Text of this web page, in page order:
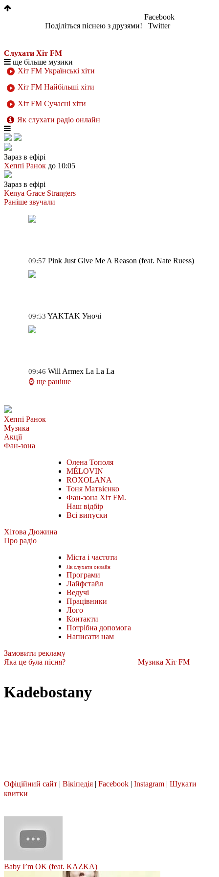
Поділіться піснею з друзями!
Facebook
Twitter
Слухати Хіт FM
ще більше музики
Хіт FM Українські хіти
Хіт FM Найбільші хіти
Хіт FM Сучасні хіти
Як слухати радіо онлайн
Зараз в ефірі
Хеппі Ранок до 10:05
Зараз в ефірі
Kenya Grace Strangers
Раніше звучали
09:57 Pink Just Give Me A Reason (feat. Nate Ruess)
09:53 YAKTAK Уночі
09:46 Will Armex La La La
⌚ ще раніше
Хеппі Ранок
Музика
Акції
Фан-зона
Олена Тополя
MÉLOVIN
ROXOLANA
Тоня Матвієнко
Фан-зона Хіт FM.
Наш відбір
Всі випуски
Хітова Дюжина
Про радіо
Міста і частоти
Як слухати онлайн
Програми
Лайфстайл
Ведучі
Працівники
Лого
Контакти
Потрібна допомога
Написати нам
Замовити рекламу
Яка це була пісня?
Музика Хіт FM
Kadebostany
Офіційний сайт | Вікіпедія | Facebook | Instagram | Шукати
квитки
Baby I’m OK (feat. KAZKA)